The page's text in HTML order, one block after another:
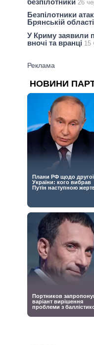
безпілотники 26
Безпілотники
Брянській
У Криму заявили
вночі та вранці 15